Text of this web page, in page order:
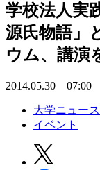
学校法人実
源氏物語」
ウム、講演
2014.05.30 07:00
大学ニュース
イベント